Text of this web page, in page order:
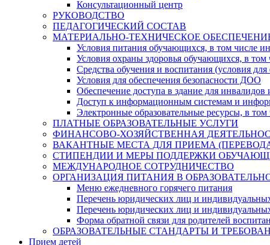
Консультационный центр
РУКОВОДСТВО
ПЕДАГОГИЧЕСКИЙ СОСТАВ
МАТЕРИАЛЬНО-ТЕХНИЧЕСКОЕ
Условия питания обучающихся, в том числе
Условия охраны здоровья обучающихся, в том
Средства обучения и воспитания (условия
Условия для обеспечения безопасности ДОО
Обеспечение доступа в здание для
Доступ к информационным системам и
Электронные образовательные ресурсы, в
ПЛАТНЫЕ ОБРАЗОВАТЕЛЬНЫЕ УСЛУГИ
ФИНАНСОВО-ХОЗЯЙСТВЕННАЯ
ВАКАНТНЫЕ МЕСТА ДЛЯ ПРИЕМА
СТИПЕНДИИ И МЕРЫ ПОДДЕРЖКИ
МЕЖДУНАРОДНОЕ СОТРУДНИЧЕСТВО
ОРГАНИЗАЦИЯ ПИТАНИЯ В
Меню ежедневного горячего питания
Перечень юридических лиц и
Перечень юридических лиц и
Форма обратной связи для родителей
ОБРАЗОВАТЕЛЬНЫЕ СТАНДАРТЫ И
Прием детей